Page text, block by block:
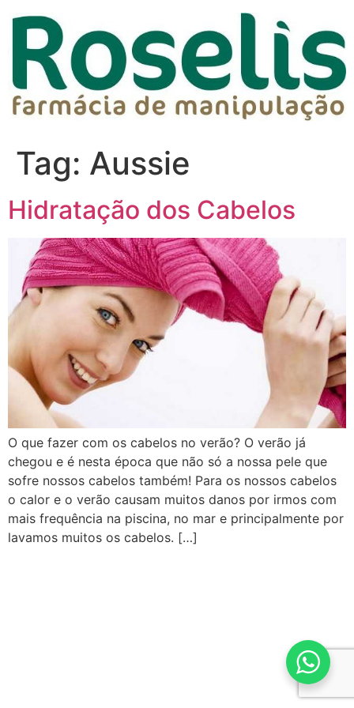
Tag: Aussie
Hidratação dos Cabelos
O que fazer com os cabelos no verão? O verão já
chegou e é nesta época que não só a nossa pele que
sofre nossos cabelos também! Para os nossos cabelos
o calor e o verão causam muitos danos por irmos com
mais frequência na piscina, no mar e principalmente por
lavamos muitos os cabelos. […]